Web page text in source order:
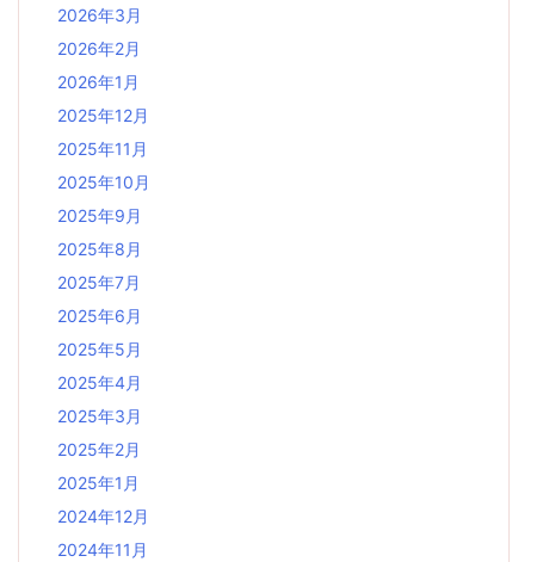
2026年3月
2026年2月
2026年1月
2025年12月
2025年11月
2025年10月
2025年9月
2025年8月
2025年7月
2025年6月
2025年5月
2025年4月
2025年3月
2025年2月
2025年1月
2024年12月
2024年11月